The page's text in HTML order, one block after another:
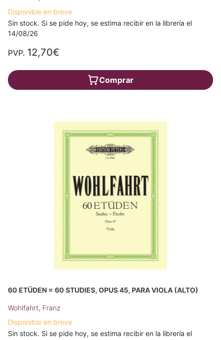
Disponible en breve
Sin stock. Si se pide hoy, se estima recibir en la librería el
14/08/26
PVP. 12,70€
Comprar
60 ETÜDEN = 60 STUDIES, OPUS 45, PARA VIOLA (ALTO)
Wohlfahrt, Franz
Disponible en breve
Sin stock. Si se pide hoy, se estima recibir en la librería el